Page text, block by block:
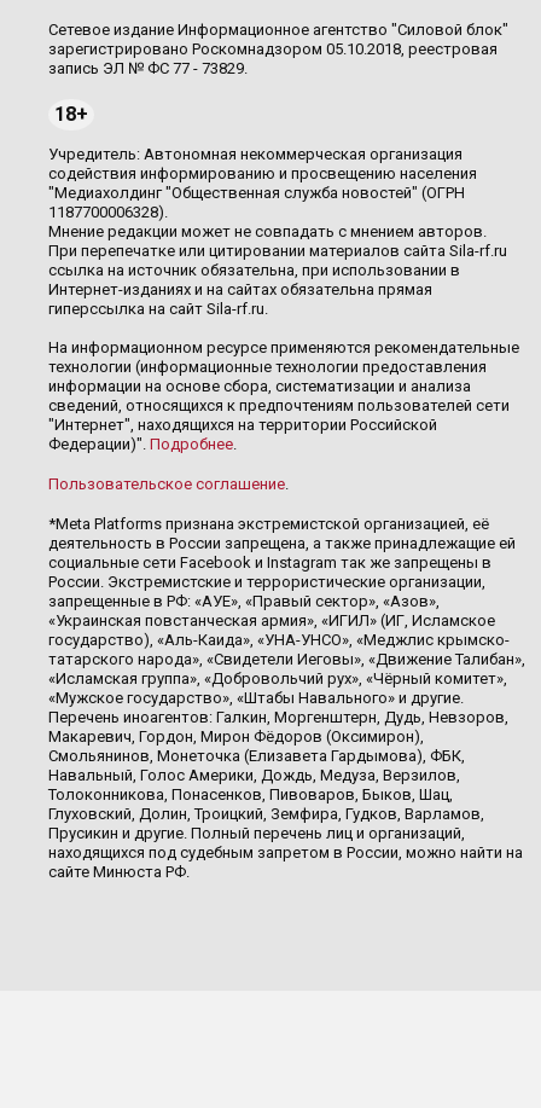
Сетевое издание Информационное агентство "Силовой блок"
зарегистрировано Роскомнадзором 05.10.2018, реестровая
запись ЭЛ № ФС 77 - 73829.
18+
Учредитель: Автономная некоммерческая организация
содействия информированию и просвещению населения
"Медиахолдинг "Общественная служба новостей" (ОГРН
1187700006328).
Мнение редакции может не совпадать с мнением авторов.
При перепечатке или цитировании материалов сайта Sila-rf.ru
ссылка на источник обязательна, при использовании в
Интернет-изданиях и на сайтах обязательна прямая
гиперссылка на сайт Sila-rf.ru.
На информационном ресурсе применяются рекомендательные
технологии (информационные технологии предоставления
информации на основе сбора, систематизации и анализа
сведений, относящихся к предпочтениям пользователей сети
"Интернет", находящихся на территории Российской
Федерации)". Подробнее
Пользовательское соглашение
*Meta Platforms признана экстремистской организацией, её
деятельность в России запрещена, а также принадлежащие ей
социальные сети Facebook и Instagram так же запрещены в
России. Экстремистские и террористические организации,
запрещенные в РФ: «АУЕ», «Правый сектор», «Азов»,
«Украинская повстанческая армия», «ИГИЛ» (ИГ, Исламское
государство), «Аль-Каида», «УНА-УНСО», «Меджлис крымско-
татарского народа», «Свидетели Иеговы», «Движение Талибан»,
«Исламская группа», «Добровольчий рух», «Чёрный комитет»,
«Мужское государство», «Штабы Навального» и другие.
Перечень иноагентов: Галкин, Моргенштерн, Дудь, Невзоров,
Макаревич, Гордон, Мирон Фёдоров (Оксимирон),
Смольянинов, Монеточка (Елизавета Гардымова), ФБК,
Навальный, Голос Америки, Дождь, Медуза, Верзилов,
Толоконникова, Понасенков, Пивоваров, Быков, Шац,
Глуховский, Долин, Троицкий, Земфира, Гудков, Варламов,
Прусикин и другие. Полный перечень лиц и организаций,
находящихся под судебным запретом в России, можно найти на
сайте Минюста РФ.